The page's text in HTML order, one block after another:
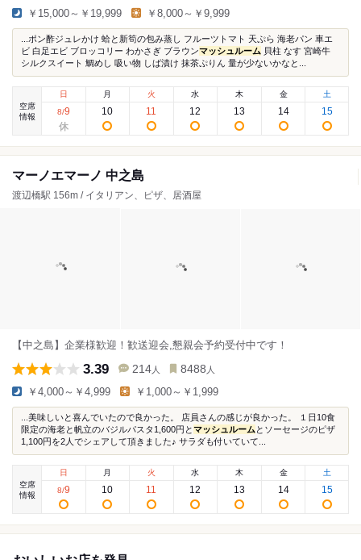
￥15,000～￥19,999 ￥8,000～￥9,999
...ポン酢ジュレかけ 蛤と新筍の包み蒸し フルーツトマト 天ぷら 海老パン 車エ
ビ 白足エビ ブロッコリー わかさぎ ブラウンマッシュルーム 貝柱 なす 宮崎牛
シルクスイート 鯛めし 吸い物 しば漬け 抹茶ぷりん 量が少ないかなと...
空席
情報
日
8/9
月
10
火
11
水
12
木
13
金
14
土
15
マーノエマーノ 中之島
渡辺橋駅 156m / イタリアン、ピザ、居酒屋
【中之島】企業様歓迎！歓送迎会,懇親会予約受付中です！
3.39 214 人 8488 人
￥4,000～￥4,999 ￥1,000～￥1,999
...美味しいと喜んでいたので良かった。 店員さんの感じが良かった。 １日10食
限定の海老と帆立のバジルパスタ1,600円とマッシュルーム とソーセージのピザ
1,100円を2人でシェアして頂きました♪ サラダも付いていて...
空席
情報
日
8/9
月
10
火
11
水
12
木
13
金
14
土
15